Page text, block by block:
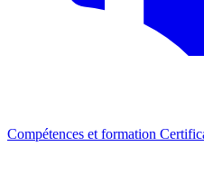
Compétences et formation